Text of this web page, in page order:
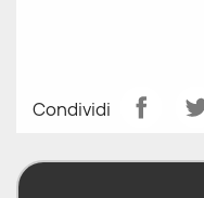
Condividi